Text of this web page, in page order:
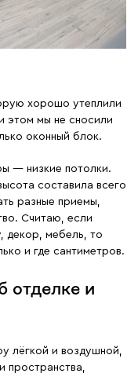
хорошо утеплили
этом мы не сносили
оконный блок.
— низкие потолки.
составила всего
разные приемы,
Считаю, если
декор, мебель, то
и где сантиметров.
отделке и
лёгкой и воздушной,